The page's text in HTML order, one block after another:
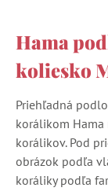
Hama
koliesko
Priehľadná
korálikom
korálikov. Pod
obrázok podľa
koráliky podľa